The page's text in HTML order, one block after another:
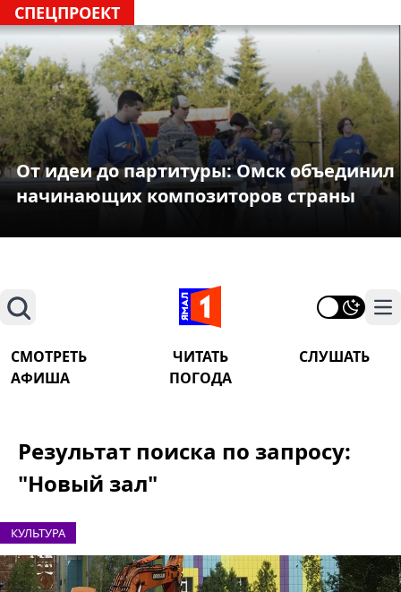
СПЕЦПРОЕКТ
От идеи до партитуры: Омск объединил
начинающих композиторов страны
Поиск
СМОТРЕТЬ ЧИТАТЬ
СЛУШАТЬ
АФИША
ПОГОДА
Результат поиска по запросу:
"Новый зал"
КУЛЬТУРА